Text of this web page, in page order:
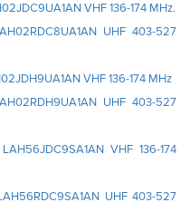
VHF 136-174 MHz.
UHF 403-527
VHF 136-174 MHz
UHF 403-527
VHF 136-174
UHF 403-527